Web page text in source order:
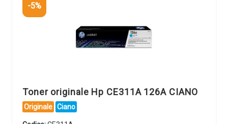
-5%
Toner originale Hp CE311A 126A CIANO
Originale Ciano